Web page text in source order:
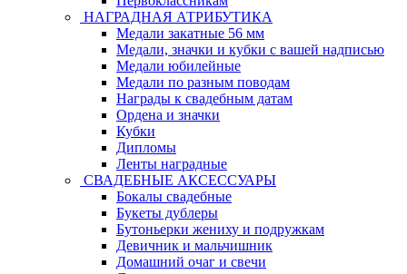
НАГРАДНАЯ АТРИБУТИКА
Медали закатные 56 мм
Медали, значки и кубки с вашей надписью
Медали юбилейные
Медали по разным поводам
Награды к свадебным датам
Ордена и значки
Кубки
Дипломы
Ленты наградные
СВАДЕБНЫЕ АКСЕССУАРЫ
Бокалы свадебные
Букеты дублеры
Бутоньерки жениху и подружкам
Девичник и мальчишник
Домашний очаг и свечи